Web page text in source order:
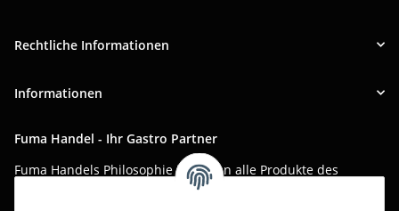
Rechtliche Informationen
Informationen
Fuma Handel - Ihr Gastro Partner
Fuma Handels Philosophie ist, Ihnen alle Produkte des
täglichen Gastro-Alltags zu günstigen Online-Preisen mit